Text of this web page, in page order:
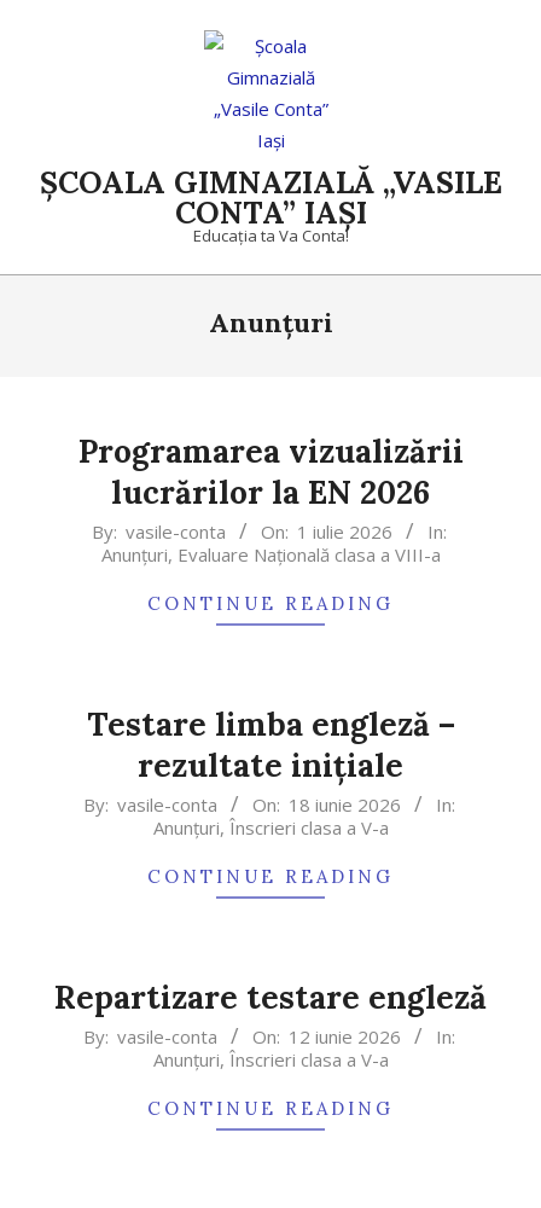
ȘCOALA GIMNAZIALĂ „VASILE
CONTA” IAȘI
Educația ta Va Conta!
Anunțuri
Programarea vizualizării
lucrărilor la EN 2026
2026-By: vasile-conta On: 1 iulie 2026
In:
Anunțuri, Evaluare Naţională clasa a VIII-a
CONTINUE READING
Testare limba engleză –
rezultate inițiale
2026-
By: vasile-conta On: 18 iunie 2026
In:
Anunțuri, Înscrieri clasa a V-a
CONTINUE READING
Repartizare testare engleză
2026-
By: vasile-conta On: 12 iunie 2026
In:
Anunțuri, Înscrieri clasa a V-a
CONTINUE READING